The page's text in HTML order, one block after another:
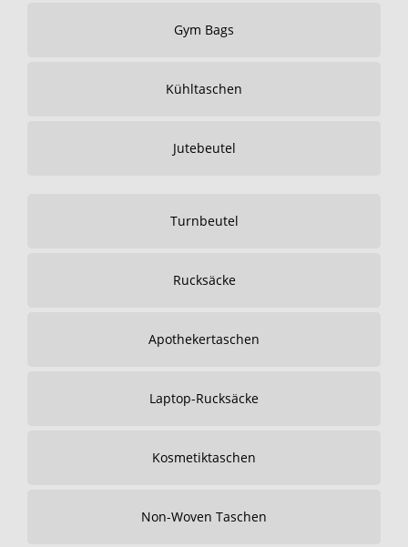
Gym Bags
Kühltaschen
Jutebeutel
Turnbeutel
Rucksäcke
Apothekertaschen
Laptop-Rucksäcke
Kosmetiktaschen
Non-Woven Taschen